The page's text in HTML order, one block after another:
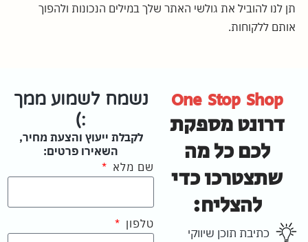
תן לנו להוביל את גולשי האתר שלך במילים הנכונות ולהפוך
אותם ללקוחות.
One Stop Shop
דרונט מספקת
לכם כל מה
שתצטרכו כדי
להצליח:
כתיבת תוכן שיווקי
נשמח לשמוע ממך
:)
לקבלת ייעוץ והצעת מחיר,
השאירו פרטים:
שם מלא
טלפון